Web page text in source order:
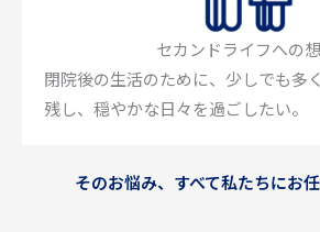
セカンドライフへの
閉院後の生活のために、少しでも多
残し、穏やかな日々を過ごしたい。
そのお悩み、すべて私たちにお任